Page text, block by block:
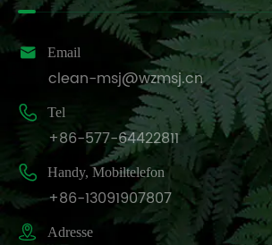
 Email
clean-msj@wzmsj.cn
 Tel
+86-577-64422811
 Handy, Mobiltelefon
+86-13091907807
 Adresse